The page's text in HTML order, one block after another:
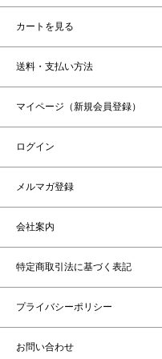
カートを見る
送料・支払い方法
マイページ（新規会員登録）
ログイン
メルマガ登録
会社案内
特定商取引法に基づく表記
プライバシーポリシー
お問い合わせ